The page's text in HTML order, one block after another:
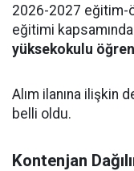
2026-2027 eğitim-
eğitimi
yüksekokulu
Alım ilanına ilişkin
belli oldu.
Kontenjan